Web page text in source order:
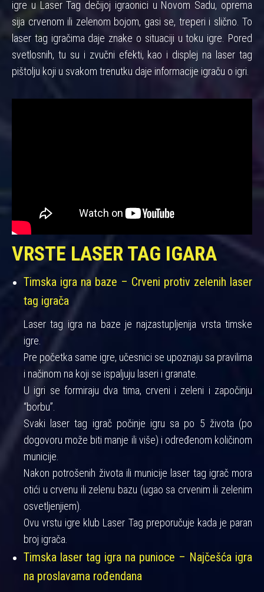
igre u Laser Tag dečijoj igraonici u Novom Sadu, oprema
sija crvenom ili zelenom bojom, gasi se, treperi i slično. To
laser tag igračima daje znake o situaciji u toku igre. Pored
svetlosnih, tu su i zvučni efekti, kao i displej na laser tag
pištolju koji u svakom trenutku daje informacije igraču o igri.
VRSTE LASER TAG IGARA
Timska igra na baze – Crveni protiv zelenih laser
tag igrača
Laser tag igra na baze je najzastupljenija vrsta timske
igre.
Pre početka same igre, učesnici se upoznaju sa pravilima
i načinom na koji se ispaljuju laseri i granate.
U igri se formiraju dva tima, crveni i zeleni i započinju
“borbu”.
Svaki laser tag igrač počinje igru sa po 5 života (po
dogovoru može biti manje ili više) i određenom količinom
municije.
Nakon potrošenih života ili municije laser tag igrač mora
otići u crvenu ili zelenu bazu (ugao sa crvenim ili zelenim
osvetljenjiem).
Ovu vrstu igre klub Laser Tag preporučuje kada je paran
broj igrača.
Timska laser tag igra na punioce – Najčešća igra
na proslavama rođendana